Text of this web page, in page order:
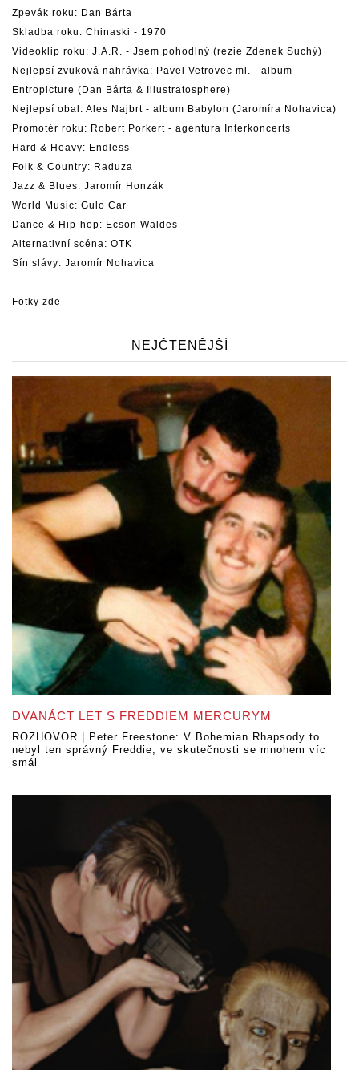
Zpevák roku: Dan Bárta
Skladba roku: Chinaski - 1970
Videoklip roku: J.A.R. - Jsem pohodlný (rezie Zdenek Suchý)
Nejlepsí zvuková nahrávka: Pavel Vetrovec ml. - album
Entropicture (Dan Bárta & Illustratosphere)
Nejlepsí obal: Ales Najbrt - album Babylon (Jaromíra Nohavica)
Promotér roku: Robert Porkert - agentura Interkoncerts
Hard & Heavy: Endless
Folk & Country: Raduza
Jazz & Blues: Jaromír Honzák
World Music: Gulo Car
Dance & Hip-hop: Ecson Waldes
Alternativní scéna: OTK
Sín slávy: Jaromír Nohavica
Fotky zde
NEJČTENĚJŠÍ
DVANÁCT LET S FREDDIEM MERCURYM
ROZHOVOR | Peter Freestone: V Bohemian Rhapsody to
nebyl ten správný Freddie, ve skutečnosti se mnohem víc
smál